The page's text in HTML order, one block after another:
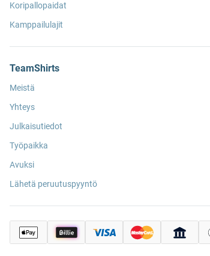
Koripallopaidat
Kamppailulajit
TeamShirts
Meistä
Yhteys
Julkaisutiedot
Työpaikka
Avuksi
Lähetä peruutuspyyntö